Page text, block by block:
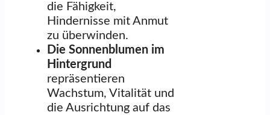
die Fähigkeit,
Hindernisse mit Anmut
zu überwinden.
Die Sonnenblumen im
Hintergrund
repräsentieren
Wachstum, Vitalität und
die Ausrichtung auf das